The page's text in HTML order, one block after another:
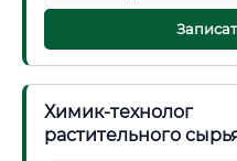
Химик-
растительного